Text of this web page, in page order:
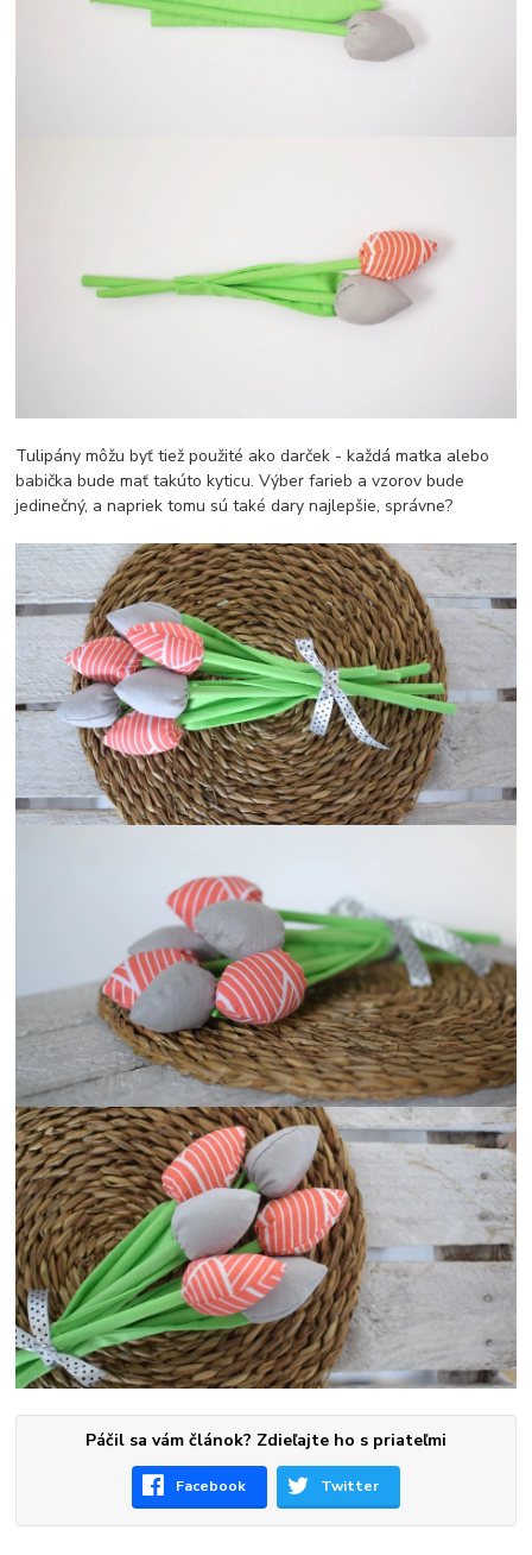
Tulipány môžu byť tiež použité ako darček - každá matka alebo
babička bude mať takúto kyticu. Výber farieb a vzorov bude
jedinečný, a napriek tomu sú také dary najlepšie, správne?
Páčil sa vám článok? Zdieľajte ho s priateľmi
Facebook Twitter